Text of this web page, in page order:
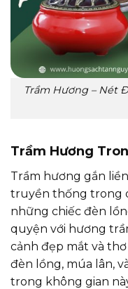
Trầm Hương – Nét
Trầm Hương
Trầm hương gắn
truyền thống trong
những chiếc đèn
quyện với hương
cảnh đẹp mắt và
đèn lồng, múa lân,
trong không gian